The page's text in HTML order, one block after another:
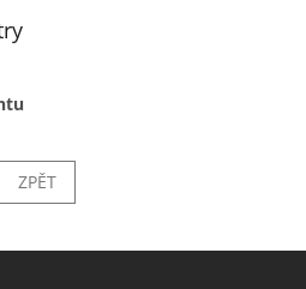
ZPĚT